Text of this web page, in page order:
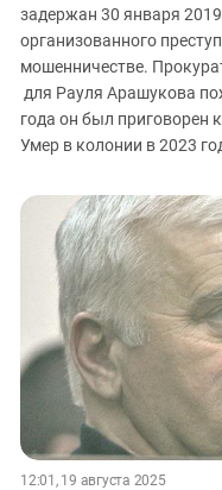
задержан 30 января
организованного
мошенничестве.
для Рауля Арашукова
года он был приговорен
Умер в колонии в 2023
12:01, 19 августа 2025